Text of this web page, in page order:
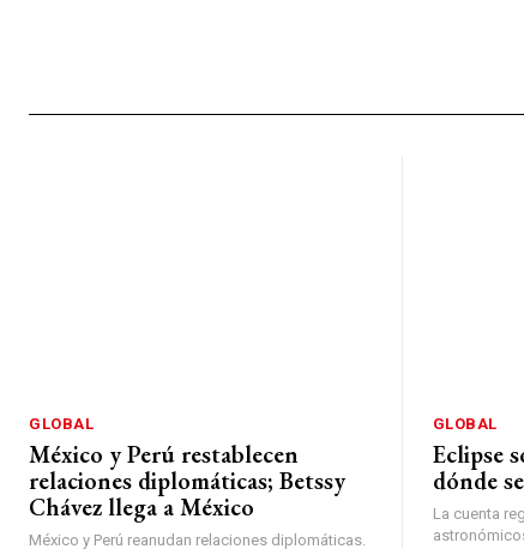
GLOBAL
México y Perú restablecen
relaciones diplomáticas; Betssy
Chávez llega a México
México y Perú reanudan relaciones diplomáticas.
GLOBAL
Eclipse
dónde
La cuenta